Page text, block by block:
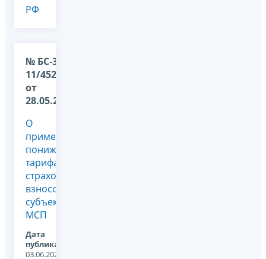
РФ
№ БС-36-
11/4527@
от
28.05.2026
О
применении
пониженного
тарифа
страховых
взносов
субъектами
МСП
Дата
публикации:
03.06.2026